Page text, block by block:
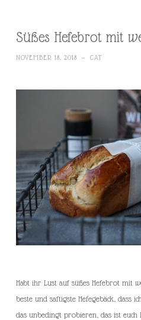
Süßes Hefebrot mit
NOVEMBER 18, 2018 ~ CAT
Habt ihr Lust auf süßes Hefebrot mit
beste und saftigste Hefegebäck, dass
das unbedingt probieren, das ist